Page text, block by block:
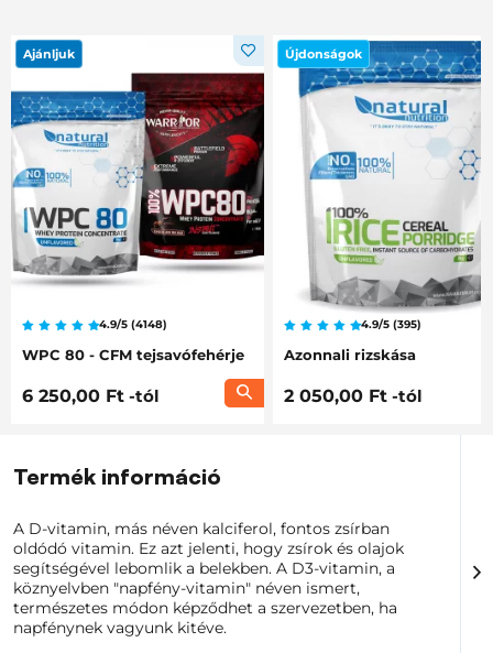
WPC 80 - CFM tejsavófehérje
Ajánljuk
4.9/5 (4148)
6 250,00 Ft -tól
Azonnali rizskása
Újdonságok
4.9/5 (395)
2 050,00 Ft -tól
Termék információ
A D-vitamin, más néven kalciferol, fontos zsírban
oldódó vitamin. Ez azt jelenti, hogy zsírok és olajok
segítségével lebomlik a belekben. A D3-vitamin, a
köznyelvben "napfény-vitamin" néven ismert,
természetes módon képződhet a szervezetben, ha
napfénynek vagyunk kitéve.